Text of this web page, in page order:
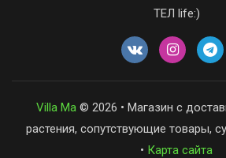
ТЕЛ life:)
Villa Ma© 2026 • Магазин с
растения, сопутствующие товары,
• Карта сайта